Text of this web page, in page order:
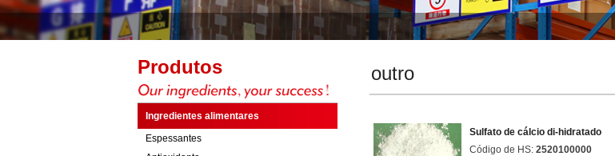
Produtos
Ingredientes alimentares
Espessantes
outro
Sulfato de cálcio di-hidratado
Código de HS: 2520100000